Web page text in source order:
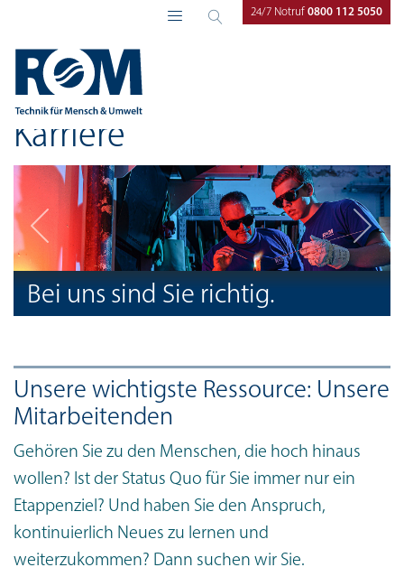
24/7 Notruf 0800 112 5050
ROM Technik Karriere
Karriere
Bei uns sind Sie richtig.
Unsere wichtigste Ressource: Unsere
Mitarbeitenden
Gehören Sie zu den Menschen, die hoch hinaus
wollen? Ist der Status Quo für Sie immer nur ein
Etappenziel? Und haben Sie den Anspruch,
kontinuierlich Neues zu lernen und
weiterzukommen? Dann suchen wir Sie.